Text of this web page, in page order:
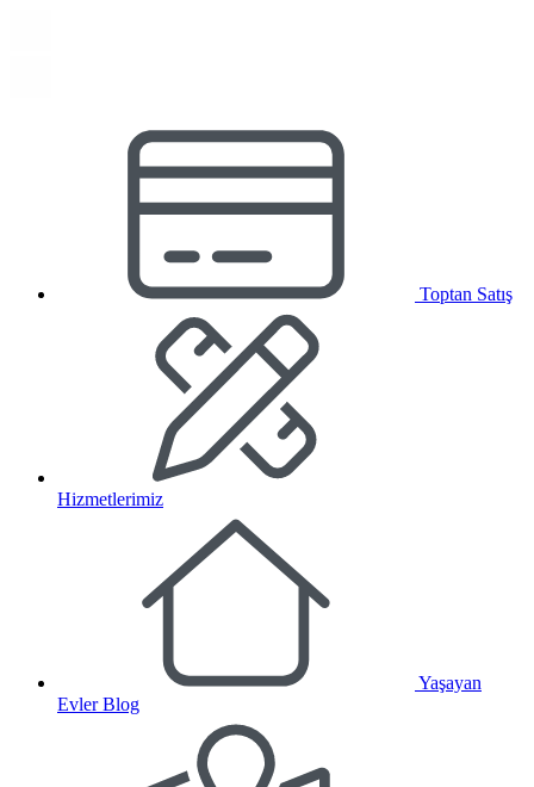
Toptan Satış
Hizmetlerimiz
Yaşayan
Evler Blog